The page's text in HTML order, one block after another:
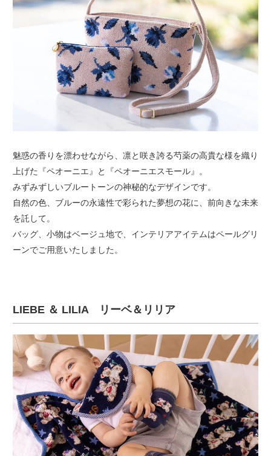
魅惑の香りを漂わせながら、凛と咲き誇る芍薬の高貴な様を織り
上げた『ペオーニエ』と『ペオーニエスモール』。
みずみずしいブルートーンの神秘的なデザインです。
自然の色、ブルーの永遠性で彩られた夢想の花に、前向きな未来
を託して。
バッグ、小物はベージュ地で、インテリアアイテムはペールグリ
ーンでご用意いたしました。
LIEBE ＆ LILIA リーベ＆リリア